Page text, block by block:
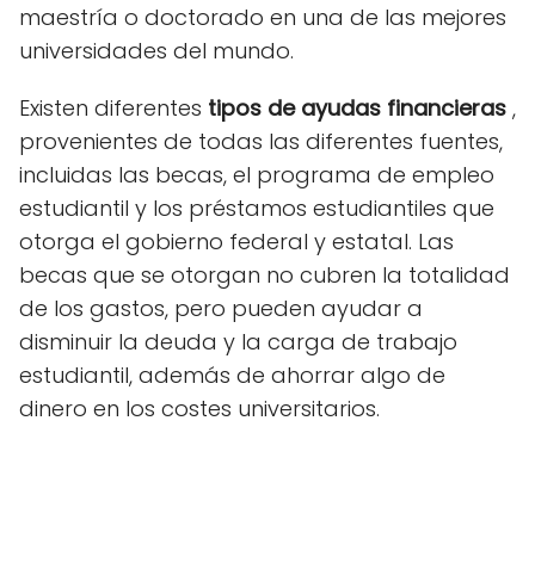
maestría o doctorado en una de las mejores
universidades del mundo.
Existen diferentes tipos de ayudas financieras ,
provenientes de todas las diferentes fuentes,
incluidas las becas, el programa de empleo
estudiantil y los préstamos estudiantiles que
otorga el gobierno federal y estatal. Las
becas que se otorgan no cubren la totalidad
de los gastos, pero pueden ayudar a
disminuir la deuda y la carga de trabajo
estudiantil, además de ahorrar algo de
dinero en los costes universitarios.